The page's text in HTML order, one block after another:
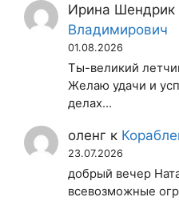
Ирина Шендрик
Владимирович
01.08.2026
Ты-великий
Желаю удачи и
делах...
оленг к
23.07.2026
добрый вечер
всевозможные